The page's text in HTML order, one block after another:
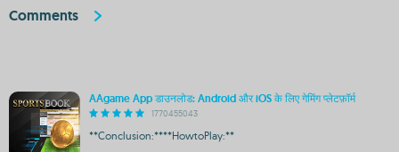
Comments
AAgame App डाउनलोड: Android और iOS के लिए गेमिंग प्लेटफ़ॉर्म
1770455043
**Conclusion:****HowtoPlay:**